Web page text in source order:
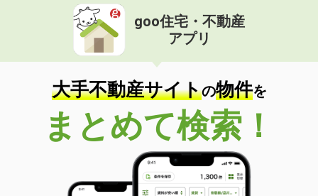
goo住宅・不動産
アプリ
大手不動産サイトの物件を
まとめて検索！